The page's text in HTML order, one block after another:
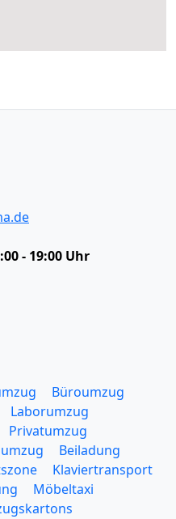
- 19:00 Uhr
Büroumzug
Laborumzug
Privatumzug
Beiladung
Klaviertransport
Möbeltaxi